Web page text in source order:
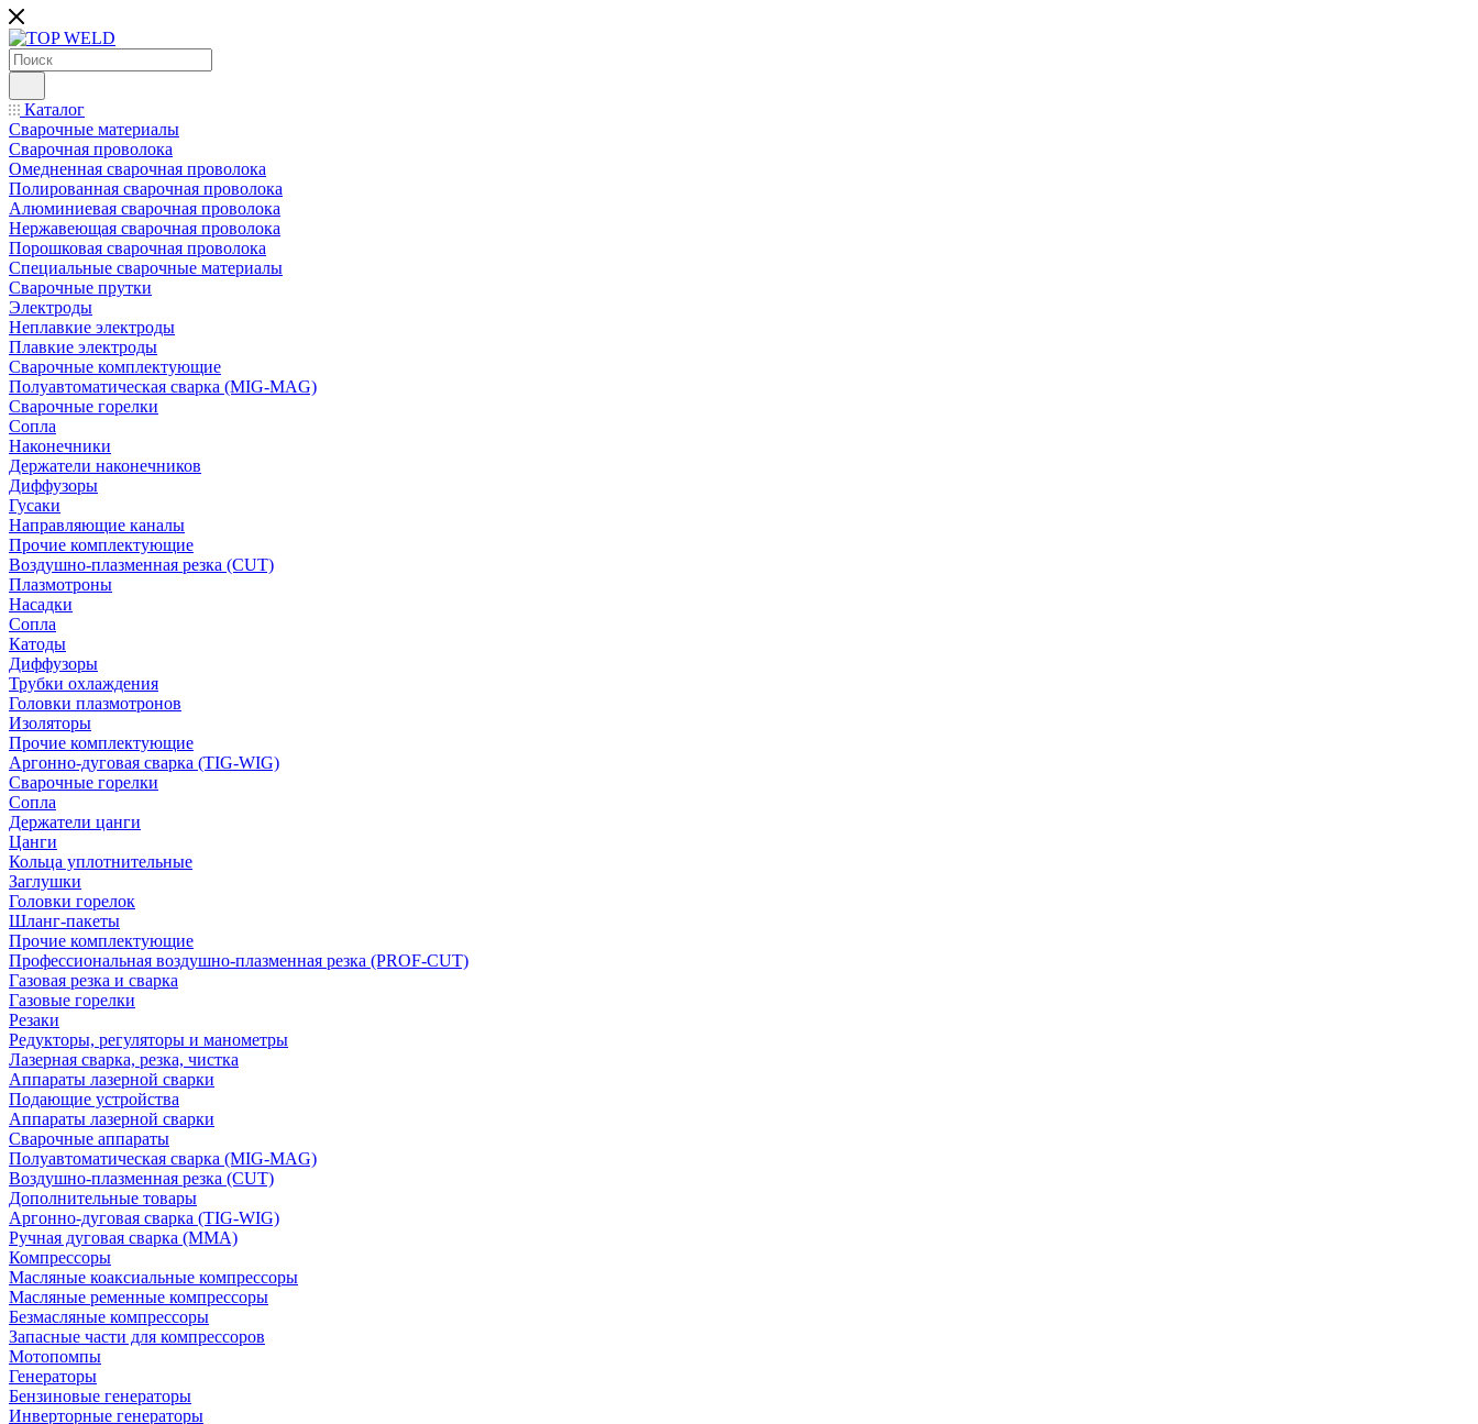
Каталог
Сварочные материалы
Сварочная проволока
Омедненная сварочная проволока
Полированная сварочная проволока
Алюминиевая сварочная проволока
Нержавеющая сварочная проволока
Порошковая сварочная проволока
Специальные сварочные материалы
Сварочные прутки
Электроды
Неплавкие электроды
Плавкие электроды
Сварочные комплектующие
Полуавтоматическая сварка (MIG-MAG)
Сварочные горелки
Сопла
Наконечники
Держатели наконечников
Диффузоры
Гусаки
Направляющие каналы
Прочие комплектующие
Воздушно-плазменная резка (CUT)
Плазмотроны
Насадки
Сопла
Катоды
Диффузоры
Трубки охлаждения
Головки плазмотронов
Изоляторы
Прочие комплектующие
Аргонно-дуговая сварка (TIG-WIG)
Сварочные горелки
Сопла
Держатели цанги
Цанги
Кольца уплотнительные
Заглушки
Головки горелок
Шланг-пакеты
Прочие комплектующие
Профессиональная воздушно-плазменная резка (PROF-CUT)
Газовая резка и сварка
Газовые горелки
Резаки
Редукторы, регуляторы и манометры
Лазерная сварка, резка, чистка
Аппараты лазерной сварки
Подающие устройства
Аппараты лазерной сварки
Сварочные аппараты
Полуавтоматическая сварка (MIG-MAG)
Воздушно-плазменная резка (CUT)
Дополнительные товары
Аргонно-дуговая сварка (TIG-WIG)
Ручная дуговая сварка (MMA)
Компрессоры
Масляные коаксиальные компрессоры
Масляные ременные компрессоры
Безмасляные компрессоры
Запасные части для компрессоров
Мотопомпы
Генераторы
Бензиновые генераторы
Инверторные генераторы